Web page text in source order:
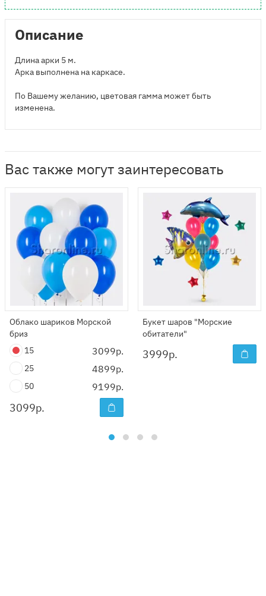
Описание
Длина арки 5 м.
Арка выполнена на каркасе.
По Вашему желанию, цветовая гамма может быть
изменена.
Вас также могут заинтересовать
Облако шариков Морской
бриз
15
3099р.
25 4899р.
50 9199р.
3099р.
Букет шаров "Морские
обитатели"
3999р.